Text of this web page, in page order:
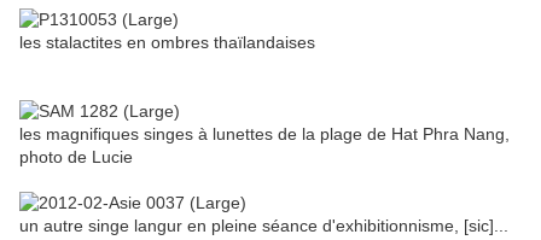
les stalactites en ombres thaïlandaises
les magnifiques singes à lunettes de la plage de Hat Phra Nang,
photo de Lucie
un autre singe langur en pleine séance d'exhibitionnisme, [sic]...